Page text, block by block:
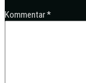
Kommentar*